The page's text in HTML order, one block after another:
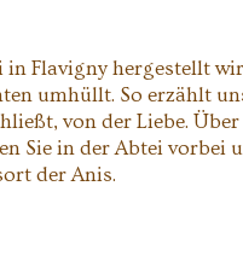
Flavigny hergestellt
umhüllt. So erzählt
von der Liebe.
Sie in der Abtei vorbei
der Anis.